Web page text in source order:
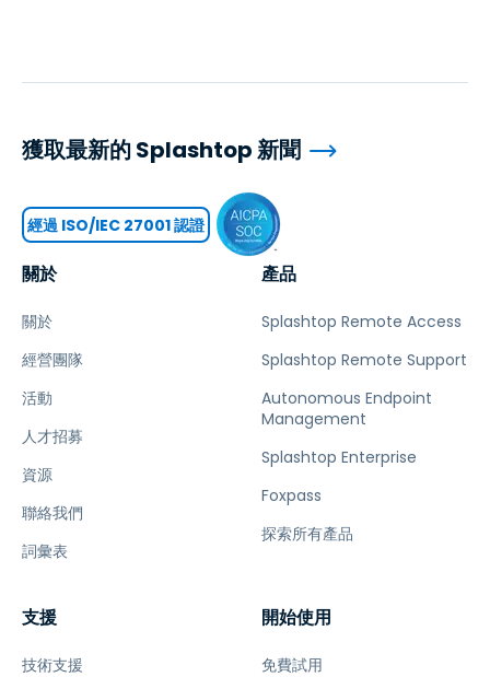
關於
關於
經營團隊
活動
人才招募
資源
聯絡我們
詞彙表
產品
Splashtop Remote Access
Splashtop Remote Support
Autonomous Endpoint
Management
Splashtop Enterprise
Foxpass
探索所有產品
支援
技術支援
開始使用
免費試用
獲取最新的 Splashtop 新聞
經過 ISO/IEC 27001 認證